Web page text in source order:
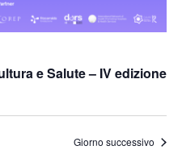
e Salute – IV edizione
Giorno successivo